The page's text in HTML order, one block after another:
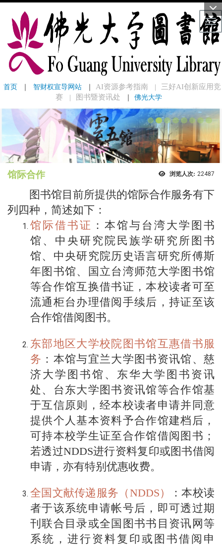
首页 ｜ 智财权宣导网站 ｜ AI资源参考指南
三好AI创新应用竞
赛
图书暨资讯处 ｜ 佛光大学
浏览人次: 22487
馆际合作
图书馆目前所提供的馆际合作服务有下
列四种，简述如下：
馆际借书证 ：本馆与台湾大学图书
馆、中央研究院民族学研究所图书
馆、中央研究院历史语言研究所傅斯
年图书馆、国立台湾师范大学图书馆
等合作馆互换借书证，本校读者可至
流通柜台办理借阅手续后，持证至该
合作馆借阅图书。
东部地区大学校院图书馆互惠借书服
务 ：本馆与宜兰大学图书资讯馆、慈
济大学图书馆、东华大学图书资讯
处、台东大学图书资讯馆等合作馆基
于互信原则，经本校读者申请并同意
提供个人基本资料予合作馆建档后，
可持本校学生证至合作馆借阅图书；
若透过NDDS进行资料复印或图书借阅
申请，亦有特别优惠收费。
全国文献传递服务（NDDS）
：本校读
者于该系统申请帐号后，即可透过期
刊联合目录或全国图书书目资讯网等
系统，进行资料复印或图书借阅申